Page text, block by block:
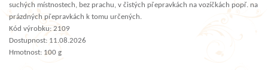
suchých místnostech, bez prachu, v čistých přepravkách na vozíčkách popř. na
prázdných přepravkách k tomu určených.
Kód výrobku: 2109
Dostupnost: 11.08.2026
Hmotnost: 100 g